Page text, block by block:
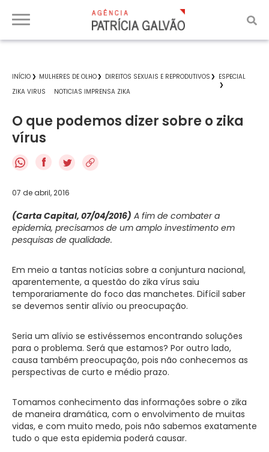
INÍCIO MULHERES DE OLHO DIREITOS SEXUAIS E REPRODUTIVOS
ESPECIAL
ZIKA VIRUS
NOTICIAS IMPRENSA ZIKA
O que podemos dizer sobre o zika
vírus
f
07 de abril, 2016
(Carta Capital, 07/04/2016) A fim de combater a
epidemia, precisamos de um amplo investimento em
pesquisas de qualidade.
Em meio a tantas notícias sobre a conjuntura nacional,
aparentemente, a questão do zika vírus saiu
temporariamente do foco das manchetes. Difícil saber
se devemos sentir alívio ou preocupação.
Seria um alívio se estivéssemos encontrando soluções
para o problema. Será que estamos? Por outro lado,
causa também preocupação, pois não conhecemos as
perspectivas de curto e médio prazo.
Tomamos conhecimento das informações sobre o zika
de maneira dramática, com o envolvimento de muitas
vidas, e com muito medo, pois não sabemos exatamente
tudo o que esta epidemia poderá causar.